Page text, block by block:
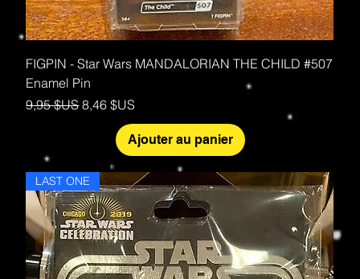
FIGPIN - Star Wars MANDALORIAN THE CHILD #507
Enamel Pin
Prix original
9,95 $USPrix promotionnel
8,46 $US
Ajouter au panier
LAST ONE